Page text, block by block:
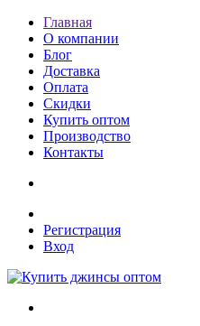
Главная
О компании
Блог
Доставка
Оплата
Скидки
Купить оптом
Производство
Контакты
Регистрация
Вход